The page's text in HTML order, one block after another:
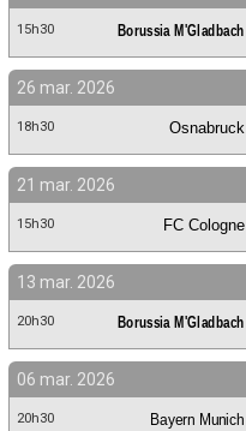
15h30 Borussia M'Gladbach
26 mar. 2026
18h30 Osnabruck
21 mar. 2026
15h30 FC Cologne
13 mar. 2026
20h30 Borussia M'Gladbach
06 mar. 2026
20h30 Bayern Munich